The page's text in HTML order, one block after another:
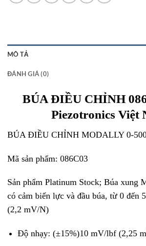
MÔ TẢ
ĐÁNH GIÁ (0)
BÚA ĐIỀU CHỈNH
Piezotronics Việt
BÚA ĐIỀU CHỈNH MODALLY 0-
Mã sản phẩm: 086C03
Sản phẩm Platinum Stock; Búa xung
có cảm biến lực và đầu búa, từ 0 đến
(2,2 mV/N)
Độ nhạy: (±15%)10 mV/lbf (2,25